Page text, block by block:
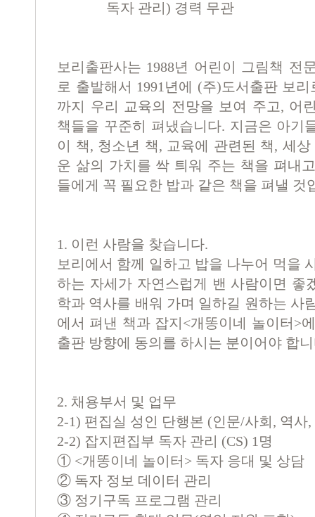
독자 관리) 경력 무관
보리출판사는 1988년 어린이 그림책 전
로 출발해서 1991년에 (주)도서출판 보
까지 우리 교육의 전망을 보여 주고, 어
책들을 꾸준히 펴냈습니다. 지금은 아기
이 책, 청소년 책, 교육에 관련된 책, 세
운 삶의 가치를 싹 틔워 주는 책을 펴내
들에게 꼭 필요한 밥과 같은 책을 펴낼 것
1. 이런 사람을 찾습니다.
보리에서 함께 일하고 밥을 나누어 먹을
하는 자세가 자연스럽게 밴 사람이면 좋
학과 역사를 배워 가며 일하길 원하는 사
에서 펴낸 책과 잡지<개똥이네 놀이터>
출판 방향에 동의를 하시는 분이어야 합
2. 채용부서 및 업무
2-1) 편집실 성인 단행본 (인문/사회, 역사
2-2) 잡지편집부 독자 관리 (CS) 1명
① <개똥이네 놀이터 > 독자 응대 및 상담
② 독자 정보 데이터 관리
③ 정기구독 프로그램 관리